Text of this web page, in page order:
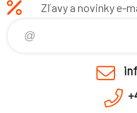
Zľavy a novinky e-